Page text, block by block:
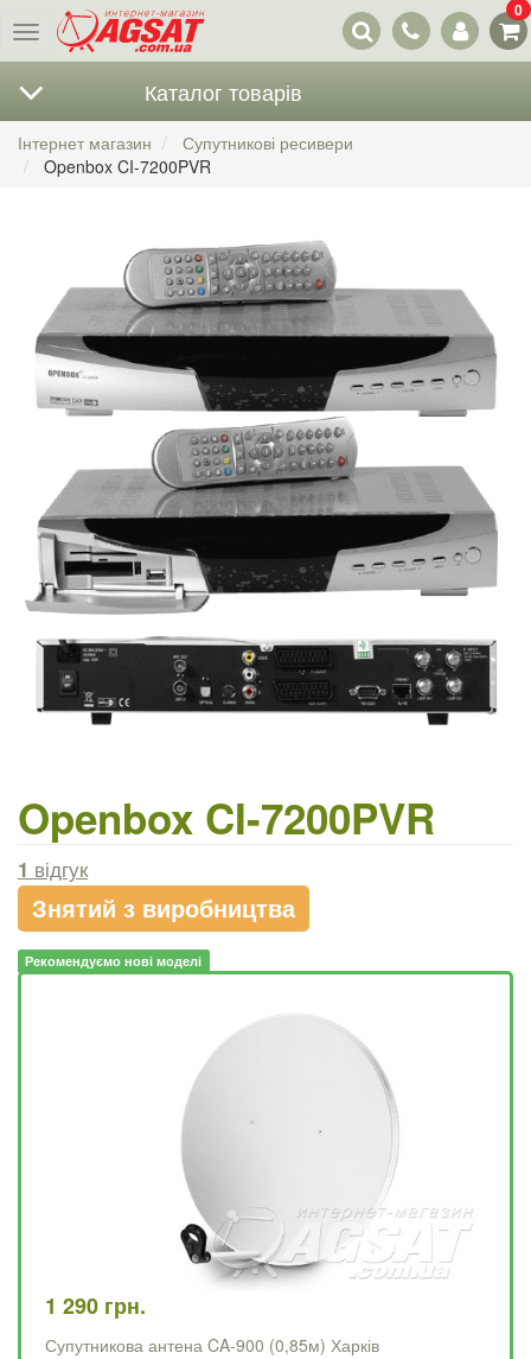
Меню
Наші
контакти
0
Каталог товарів
Інтернет магазин
Супутникові ресивери
Openbox CI-7200PVR
Openbox CI-7200PVR
1 відгук
Знятий з виробництва
Рекомендуємо нові моделі
1 290 грн.
Супутникова антена CA-900 (0,85м) Харків